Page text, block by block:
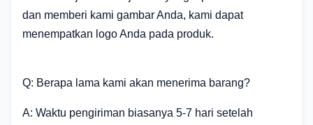
dan memberi kami gambar Anda, kami dapat
menempatkan logo Anda pada produk.
Q: Berapa lama kami akan menerima barang?
A: Waktu pengiriman biasanya 5-7 hari setelah